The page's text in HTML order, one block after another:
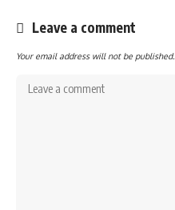
Leave a comment
Your email address will not be published.